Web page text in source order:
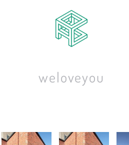
weloveyou